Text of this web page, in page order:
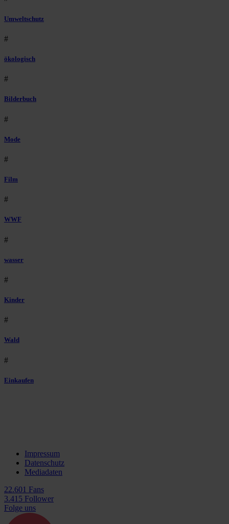
Umweltschutz
#
ökologisch
#
Bilderbuch
#
Mode
#
Film
#
WWF
#
wasser
#
Kinder
#
Wald
#
Einkaufen
Impressum
Datenschutz
Mediadaten
22.601 Fans
3.415 Follower
Folge uns